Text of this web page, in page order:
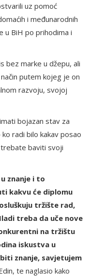
uz pomoć
i međunarodnih
u BiH po prihodima i
bez marke u džepu, ali
putem kojeg je on
razvoju, svojoj
bojazan stav za
radi bilo kakav posao
baviti svoji
znanje i to
kakvu će diplomu
tržište rad,
treba da uče nove
na tržištu
iskustva u
znanje, savjetujem
te naglasio kako